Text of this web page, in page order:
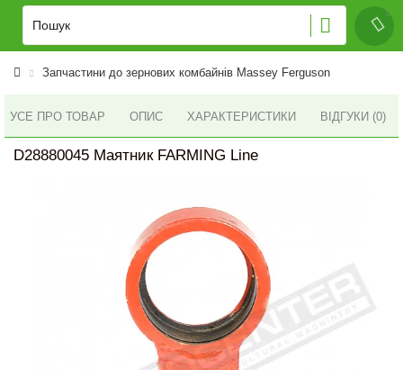
Запчастини до зернових комбайнів Massey Ferguson
УСЕ ПРО ТОВАР ОПИС ХАРАКТЕРИСТИКИ ВІДГУКИ (0)
D28880045 Маятник FARMING Line